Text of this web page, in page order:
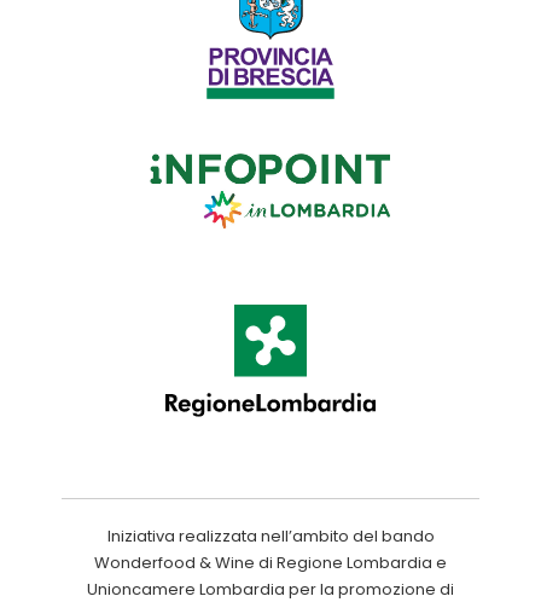
Iniziativa realizzata nell’ambito del bando
Wonderfood & Wine di Regione Lombardia e
Unioncamere Lombardia per la promozione di